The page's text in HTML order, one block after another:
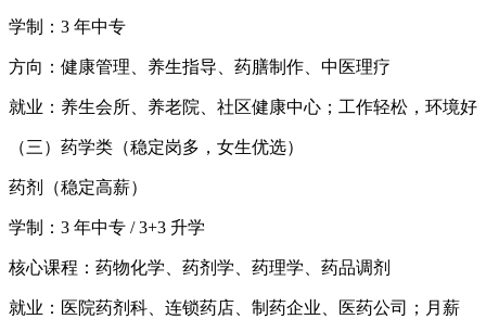
学制：3 年中专
方向：健康管理、养生指导、药膳制作、中医理疗
就业：养生会所、养老院、社区健康中心；工作轻松，环境好
（三）药学类（稳定岗多，女生优选）
药剂（稳定高薪）
学制：3 年中专 / 3+3 升学
核心课程：药物化学、药剂学、药理学、药品调剂
就业：医院药剂科、连锁药店、制药企业、医药公司；月薪